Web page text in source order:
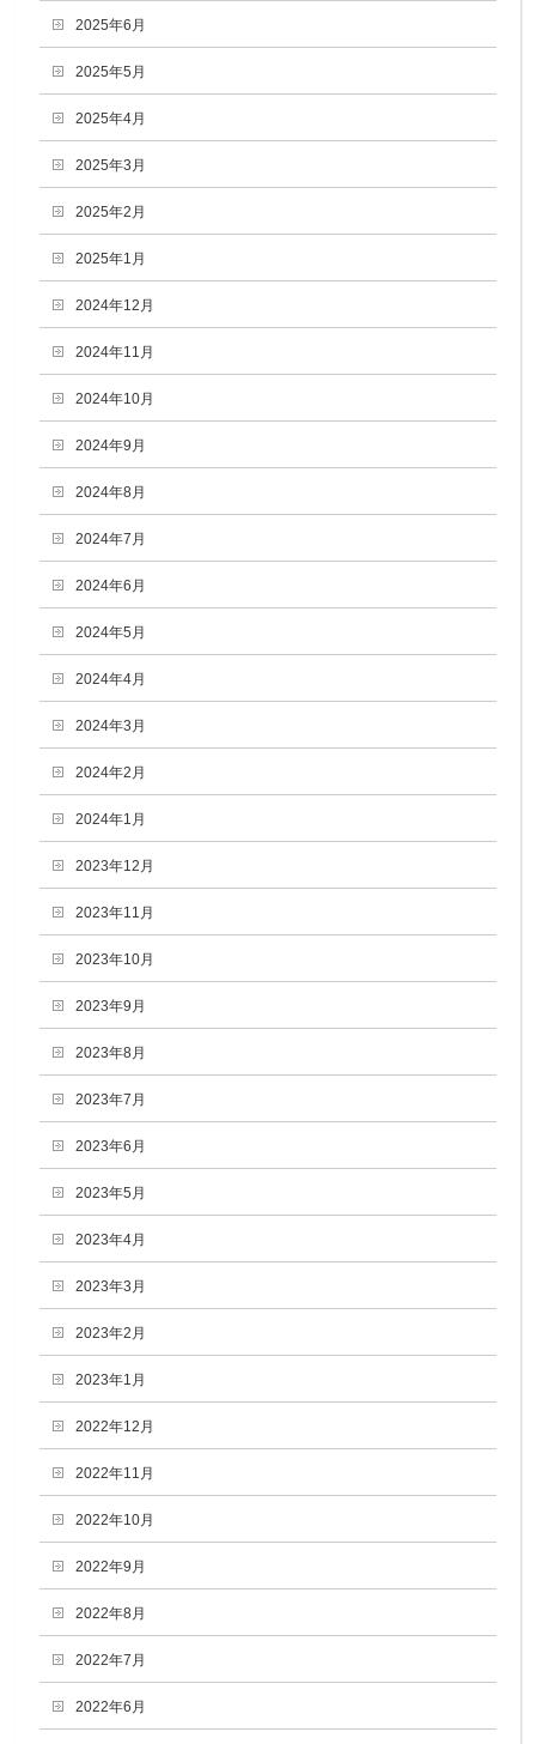
2025年6月
2025年5月
2025年4月
2025年3月
2025年2月
2025年1月
2024年12月
2024年11月
2024年10月
2024年9月
2024年8月
2024年7月
2024年6月
2024年5月
2024年4月
2024年3月
2024年2月
2024年1月
2023年12月
2023年11月
2023年10月
2023年9月
2023年8月
2023年7月
2023年6月
2023年5月
2023年4月
2023年3月
2023年2月
2023年1月
2022年12月
2022年11月
2022年10月
2022年9月
2022年8月
2022年7月
2022年6月